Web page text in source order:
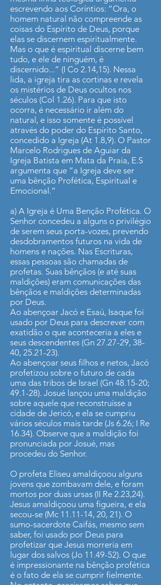
escrevendo aos Coríntios: “Ora, o
homem natural não compreende as
coisas do Espírito de Deus, porque
elas se discernem espiritualmente.
Mas o que é espiritual discerne bem
tudo, e ele de ninguém, é
discernido...” (I Co 2.14,15). Nessa
lida, a igreja tira as cortinas e revela
os mistérios de Deus ocultos nos
séculos (Col 1.26). Para que isto
ocorra, é necessário ir além do
natural, e isso somente é possível
através do poder do Espírito Santo,
concedido a Igreja (At 1.8,9). O Pastor
Marcelo Rodrigues de Aguiar da
Igreja Batista em Mata da Praia, E.S
argumenta que “a Igreja deve ser
uma bênção Profética, Espiritual e
Emocional.”
a) A Igreja é Uma Benção Profética. O
Senhor concedeu a alguns o privilégio
de serem seus porta-vozes, prevendo
desdobramentos futuros na vida de
homens e nações. Nas Escrituras,
essas pessoas são chamadas de
profetas. Suas bênçãos (e até suas
maldições) eram comunicações das
bênçãos e maldições determinadas
por Deus.
Ao abençoar Jacó e Esaú, Isaque foi
usado por Deus para descrever com
exatidão o que aconteceria a eles e
seus descendentes (Gn 27.27-29, 38-
40, 25.21-23).
Ao abençoar seus filhos e netos, Jacó
profetizou sobre o futuro de cada
uma das tribos de Israel (Gn 48.15-20;
49.1-28). Josué lançou uma maldição
sobre aquele que reconstruísse a
cidade de Jericó, e ela se cumpriu
vários séculos mais tarde (Js 6.26; I Re
16.34). Observe que a maldição foi
pronunciada por Josué, mas
procedeu do Senhor.
O profeta Eliseu amaldiçoou alguns
jovens que zombavam dele, e foram
mortos por duas ursas (II Re 2.23,24).
Jesus amaldiçoou uma figueira, e ela
secou-se (Mc 11.11-14, 20, 21). O
sumo-sacerdote Caifás, mesmo sem
saber, foi usado por Deus para
profetizar que Jesus morreria em
lugar dos salvos (Jo 11.49-52). O que
é impressionante na bênção profética
é o fato de ela se cumprir fielmente.